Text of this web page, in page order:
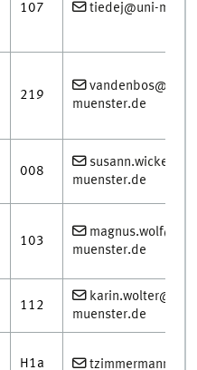
107 tiedej@uni-
219
vandenbos@uni-
muenster.de
008
muenster.de
103
muenster.de
112
karin.wolter@uni-
muenster.de
H1a